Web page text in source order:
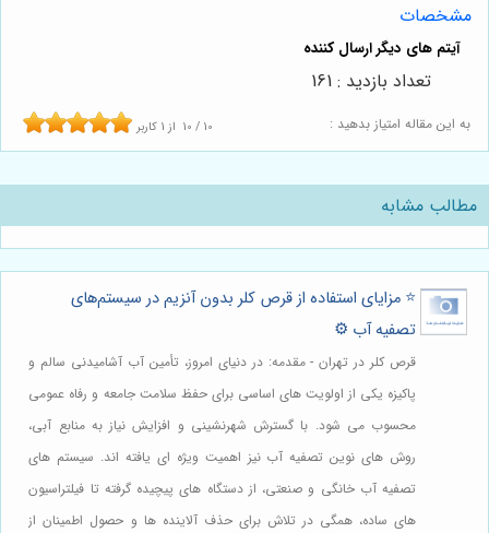
مشخصات
به این مقاله امتیاز بدهید : 10 / 10 از 1 کاربر
تعداد بازدید : 161
مطالب مشابه
⭐️ مزایای استفاده از قرص کلر بدون آنزیم در سیستم‌های
تصفیه آب ⚙️
قرص کلر در تهران - مقدمه: در دنیای امروز، تأمین آب آشامیدنی سالم و
پاکیزه یکی از اولویت های اساسی برای حفظ سلامت جامعه و رفاه عمومی
محسوب می شود. با گسترش شهرنشینی و افزایش نیاز به منابع آبی،
روش های نوین تصفیه آب نیز اهمیت ویژه ای یافته اند. سیستم های
تصفیه آب خانگی و صنعتی، از دستگاه های پیچیده گرفته تا فیلتراسیون
های ساده، همگی در تلاش برای حذف آلاینده ها و حصول اطمینان از